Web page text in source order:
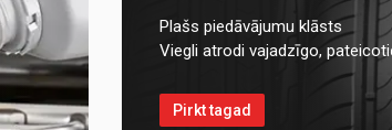
Plašs piedāvājumu klāsts
Viegli atrodi vajadzīgo,
Pirkt tagad